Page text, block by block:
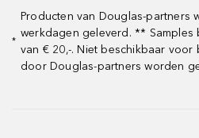
*
Producten van Douglas-partners
werkdagen geleverd. ** Samples
van € 20,-. Niet beschikbaar
door Douglas-partners worden